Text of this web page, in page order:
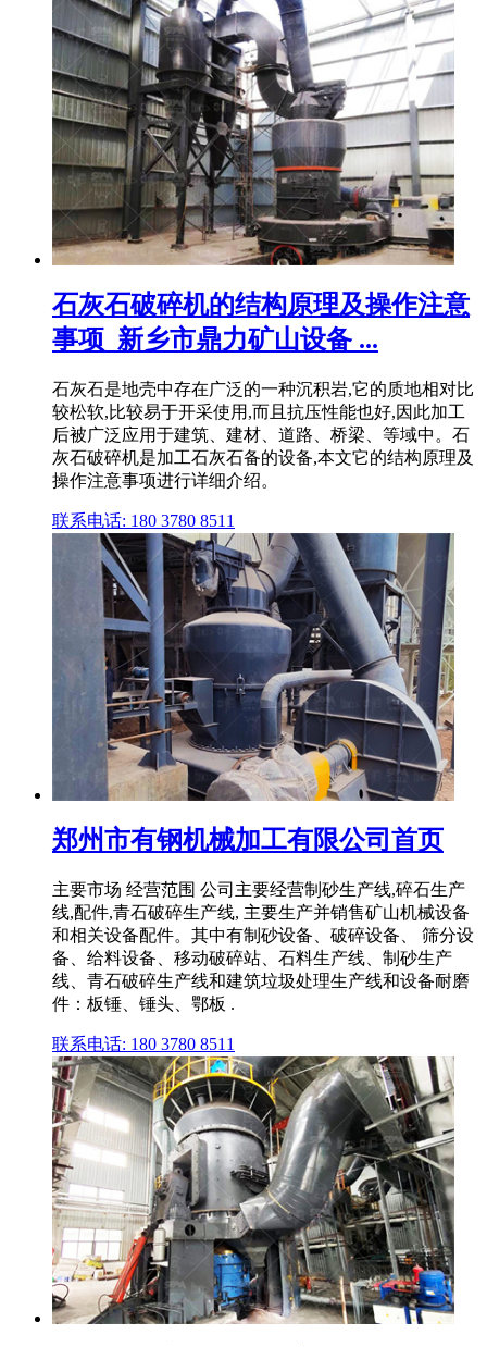
石灰石破碎机的结构原理及操作注意
事项_新乡市鼎力矿山设备 ...
石灰石是地壳中存在广泛的一种沉积岩,它的质地相对比
较松软,比较易于开采使用,而且抗压性能也好,因此加工
后被广泛应用于建筑、建材、道路、桥梁、等域中。石
灰石破碎机是加工石灰石备的设备,本文它的结构原理及
操作注意事项进行详细介绍。
联系电话: 180 3780 8511
郑州市有钢机械加工有限公司首页
主要市场 经营范围 公司主要经营制砂生产线,碎石生产
线,配件,青石破碎生产线, 主要生产并销售矿山机械设备
和相关设备配件。其中有制砂设备、破碎设备、 筛分设
备、给料设备、移动破碎站、石料生产线、制砂生产
线、青石破碎生产线和建筑垃圾处理生产线和设备耐磨
件：板锤、锤头、鄂板 .
联系电话: 180 3780 8511